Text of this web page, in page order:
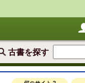
古書を探す